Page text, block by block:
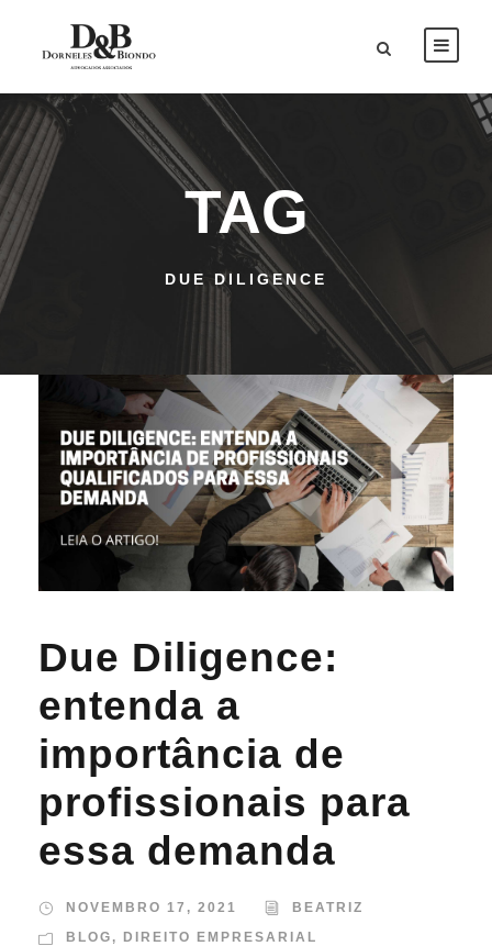
TAG
DUE DILIGENCE
Due Diligence:
entenda a
importância de
profissionais para
essa demanda
NOVEMBRO 17, 2021
BEATRIZ
BLOG , DIREITO EMPRESARIAL